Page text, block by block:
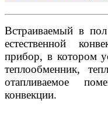
Встраиваемый в
естественной
прибор, в котором
теплообменник,
отапливаемое
конвекции.